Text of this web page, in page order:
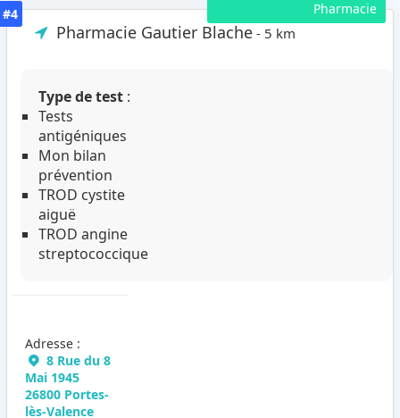
Pharmacie
#4
Pharmacie Gautier Blache - 5 km
Type de test :
Tests
antigéniques
Mon bilan
prévention
TROD cystite
aiguë
TROD angine
streptococcique
Adresse :
8 Rue du 8
Mai 1945
26800 Portes-
lès-Valence